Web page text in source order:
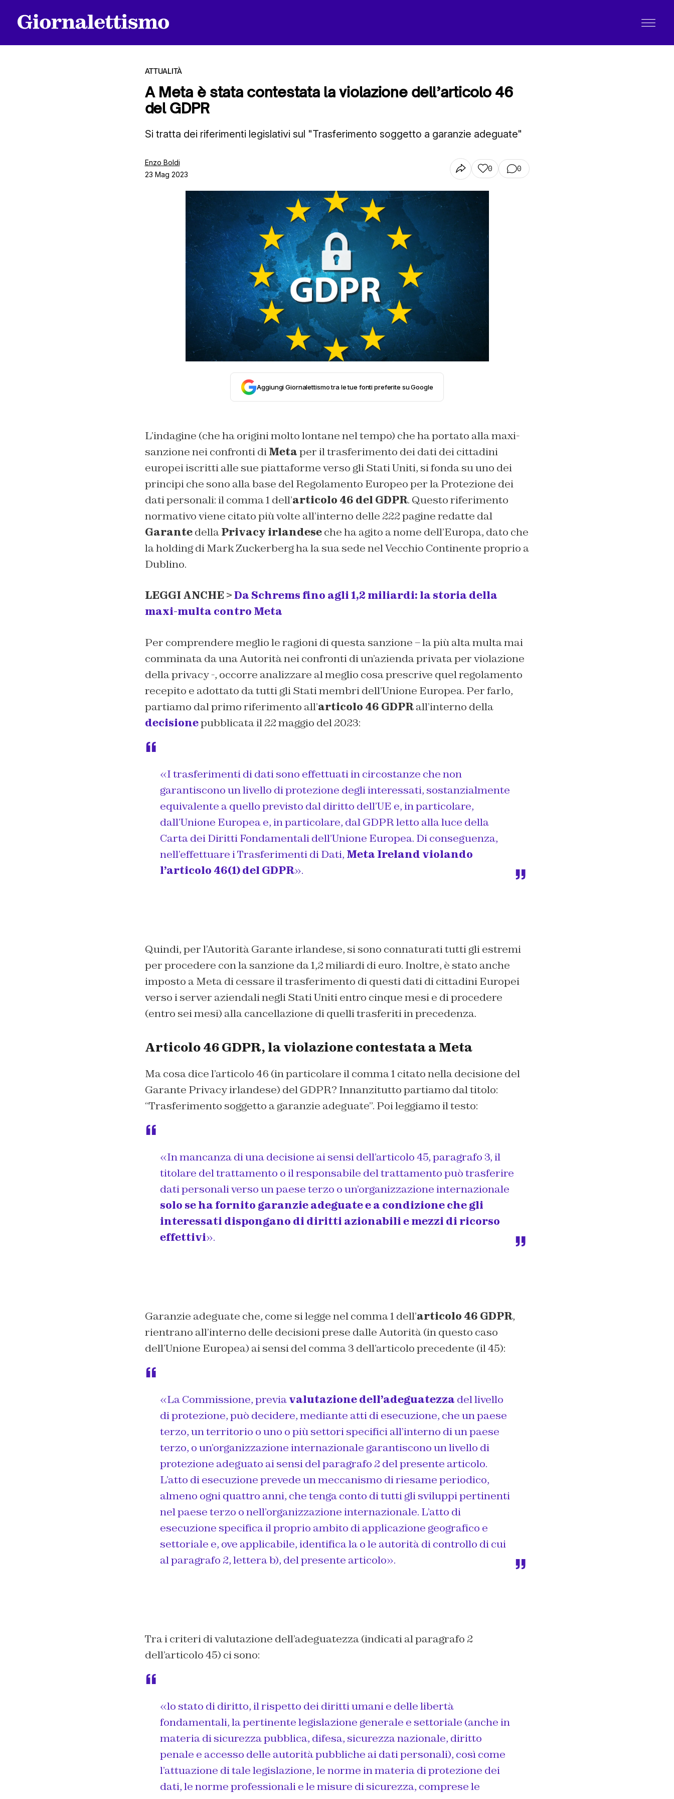
ATTUALITÀ
A Meta è stata contestata la violazione dell’articolo 46
del GDPR
Si tratta dei riferimenti legislativi sul "Trasferimento soggetto a garanzie adeguate"
Enzo Boldi
23 Mag 2023
0 0
Aggiungi Giornalettismo tra le tue fonti preferite su Google
L’indagine (che ha origini molto lontane nel tempo) che ha portato alla maxi-
sanzione nei confronti diMetaper il trasferimento dei dati dei cittadini
europei iscritti alle sue piattaforme verso gli Stati Uniti, si fonda su uno dei
principi che sono alla base del Regolamento Europeo per la Protezione dei
dati personali: il comma 1 dell’articolo 46 del GDPR. Questo riferimento
normativo viene citato più volte all’interno delle 222 pagine redatte dal
GarantedellaPrivacy irlandeseche ha agito a nome dell’Europa, dato che
la holding di Mark Zuckerberg ha la sua sede nel Vecchio Continente proprio a
Dublino.
LEGGI ANCHE >Da Schrems fino agli 1,2 miliardi: la storia della
maxi-multa contro Meta
Per comprendere meglio le ragioni di questa sanzione – la più alta multa mai
comminata da una Autorità nei confronti di un’azienda privata per violazione
della privacy -, occorre analizzare al meglio cosa prescrive quel regolamento
recepito e adottato da tutti gli Stati membri dell’Unione Europea. Per farlo,
partiamo dal primo riferimento all’articolo 46 GDPRall’interno della
decisionepubblicata il 22 maggio del 2023:
«I trasferimenti di dati sono effettuati in circostanze che non
garantiscono un livello di protezione degli interessati, sostanzialmente
equivalente a quello previsto dal diritto dell’UE e, in particolare,
dall’Unione Europea e, in particolare, dal GDPR letto alla luce della
Carta dei Diritti Fondamentali dell’Unione Europea. Di conseguenza,
nell’effettuare i Trasferimenti di Dati, Meta Ireland violando
l’articolo 46(1) del GDPR».
Quindi, per l’Autorità Garante irlandese, si sono connaturati tutti gli estremi
per procedere con la sanzione da 1,2 miliardi di euro. Inoltre, è stato anche
imposto a Meta di cessare il trasferimento di questi dati di cittadini Europei
verso i server aziendali negli Stati Uniti entro cinque mesi e di procedere
(entro sei mesi) alla cancellazione di quelli trasferiti in precedenza.
Articolo 46 GDPR, la violazione contestata a Meta
Ma cosa dice l’articolo 46 (in particolare il comma 1 citato nella decisione del
Garante Privacy irlandese) del GDPR? Innanzitutto partiamo dal titolo:
“Trasferimento soggetto a garanzie adeguate”. Poi leggiamo il testo:
«In mancanza di una decisione ai sensi dell’articolo 45, paragrafo 3, il
titolare del trattamento o il responsabile del trattamento può trasferire
dati personali verso un paese terzo o un’organizzazione internazionale
solo se ha fornito garanzie adeguate e a condizione che gli
interessati dispongano di diritti azionabili e mezzi di ricorso
effettivi».
Garanzie adeguate che, come si legge nel comma 1 dell’articolo 46 GDPR,
rientrano all’interno delle decisioni prese dalle Autorità (in questo caso
dell’Unione Europea) ai sensi del comma 3 dell’articolo precedente (il 45):
«La Commissione, previavalutazione dell’adeguatezza del livello
di protezione, può decidere, mediante atti di esecuzione, che un paese
terzo, un territorio o uno o più settori specifici all’interno di un paese
terzo, o un’organizzazione internazionale garantiscono un livello di
protezione adeguato ai sensi del paragrafo 2 del presente articolo.
L’atto di esecuzione prevede un meccanismo di riesame periodico,
almeno ogni quattro anni, che tenga conto di tutti gli sviluppi pertinenti
nel paese terzo o nell’organizzazione internazionale. L’atto di
esecuzione specifica il proprio ambito di applicazione geografico e
settoriale e, ove applicabile, identifica la o le autorità di controllo di cui
al paragrafo 2, lettera b), del presente articolo».
Tra i criteri di valutazione dell’adeguatezza (indicati al paragrafo 2
dell’articolo 45) ci sono:
«lo stato di diritto, il rispetto dei diritti umani e delle libertà
fondamentali, la pertinente legislazione generale e settoriale (anche in
materia di sicurezza pubblica, difesa, sicurezza nazionale, diritto
penale e accesso delle autorità pubbliche ai dati personali), così come
l’attuazione di tale legislazione, le norme in materia di protezione dei
dati, le norme professionali e le misure di sicurezza, comprese le